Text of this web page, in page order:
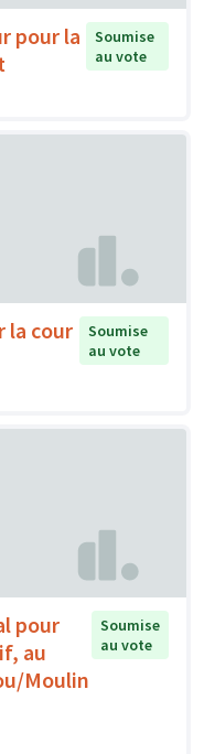
pour la
Soumise
au vote
la cour
Soumise
au vote
pour
au
Moulin
Soumise
au vote